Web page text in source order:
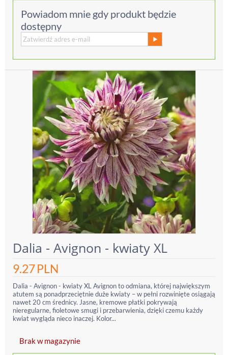
Powiadom mnie gdy produkt będzie
dostępny
Dalia - Avignon - kwiaty XL
9.27PLN
Dalia - Avignon - kwiaty XL Avignon to odmiana, której największym
atutem są ponadprzeciętnie duże kwiaty – w pełni rozwinięte osiągają
nawet 20 cm średnicy. Jasne, kremowe płatki pokrywają
nieregularne, fioletowe smugi i przebarwienia, dzięki czemu każdy
kwiat wygląda nieco inaczej. Kolor...
Brak w magazynie